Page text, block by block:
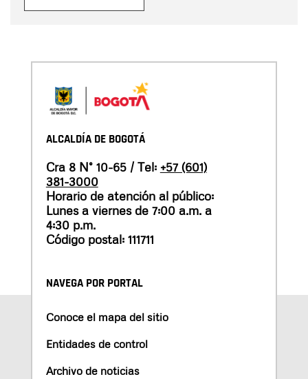
ALCALDÍA DE BOGOTÁ
Cra 8 N° 10-65 / Tel: +57 (601)
381-3000
Horario de atención al público:
Lunes a viernes de 7:00 a.m. a
4:30 p.m.
Código postal: 111711
NAVEGA POR PORTAL
Conoce el mapa del sitio
Entidades de control
Archivo de noticias